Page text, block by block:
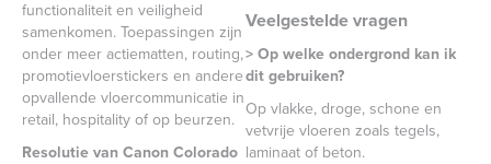
functionaliteit en veiligheid
samenkomen. Toepassingen zijn
onder meer actiematten, routing,
promotievloerstickers en andere
opvallende vloercommunicatie in
retail, hospitality of op beurzen.
Resolutie van Canon Colorado
Veelgestelde vragen
> Op welke ondergrond kan ik
dit gebruiken?
Op vlakke, droge, schone en
vetvrije vloeren zoals tegels,
laminaat of beton.